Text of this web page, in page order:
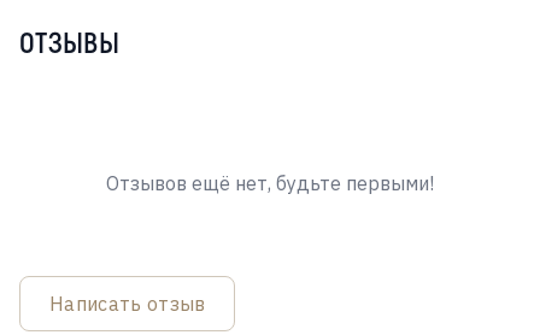
ОТЗЫВЫ
Отзывов ещё нет, будьте первыми!
Написать отзыв